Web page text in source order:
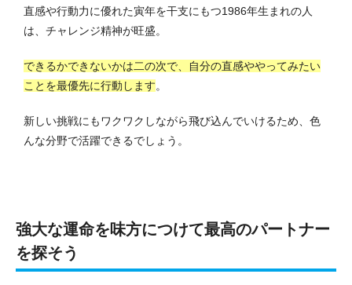
直感や行動力に優れた寅年を干支にもつ1986年生まれの人
は、チャレンジ精神が旺盛。
できるかできないかは二の次で、自分の直感ややってみたい
ことを最優先に行動します。
新しい挑戦にもワクワクしながら飛び込んでいけるため、色
んな分野で活躍できるでしょう。
強大な運命を味方につけて最高のパートナー
を探そう